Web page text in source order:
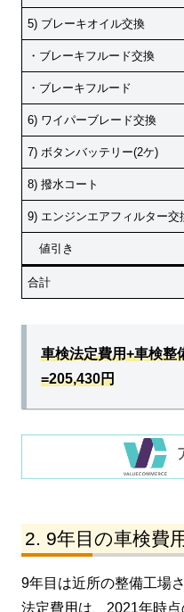
5) ブレーキオイル交換
・ブレーキフルード交換
・ブレーキフルード
6) ワイパーブレード交換
7) ボタンバッテリー(2ケ)
8) 撥水コート
9) エンジンエアフィルター交
値引き
合計
車検法定費用+車検整
=205,430円
9年目の車検費
9年目は近所の整備工場
法定費用は、2021年時